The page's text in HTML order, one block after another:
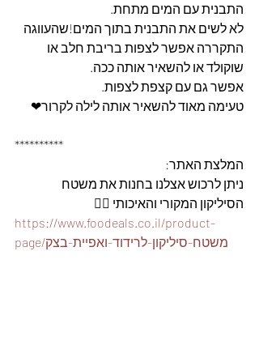
התבנית עם המים מתחת.
לא לשים את התבנית בתוך המים!שהעווגה
התקררה אפשר לצפות בריבת חלב או
שוקולד או להשאיר אותה ככה.
אפשר גם עם קצפת לצפות.
טעימה מאוד להשאיר אותה לילה לקרור❤
**********
המלצת האתר:
ניתן לרכוש אצלנו בחנות את משטח
הסיליקון המקורי והאיכותי 👇🏽
https://www.foodeals.co.il/product-
page/משטח-סיליקון-לרידוד-ואפיית-בצק